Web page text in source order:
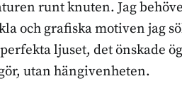
runt knuten. Jag
och grafiska motiven jag
ljuset, det önskade
utan hängivenheten.